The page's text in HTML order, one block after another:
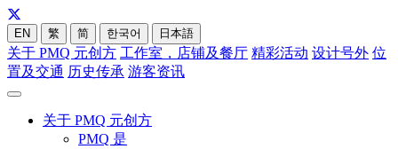
EN 繁 简 한국어 日本語
关于 PMQ 元创方 工作室，店铺及餐厅 精彩活动 设计号外 位
置及交通 历史传承 游客资讯
关于 PMQ 元创方
PMQ 是